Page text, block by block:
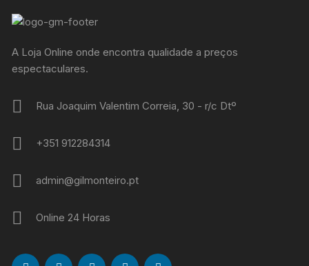
A Loja Online onde encontra qualidade a preços
espectaculares.
Rua Joaquim Valentim Correia, 30 - r/c Dtº
+351 912284314
admin@gilmonteiro.pt
Online 24 Horas